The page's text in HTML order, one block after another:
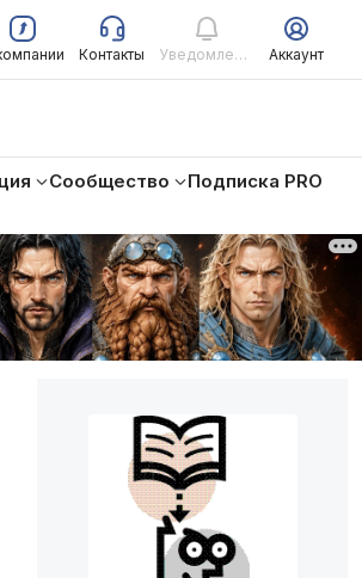
Контакты Уведомления Аккаунт
Сообщество
Подписка PRO